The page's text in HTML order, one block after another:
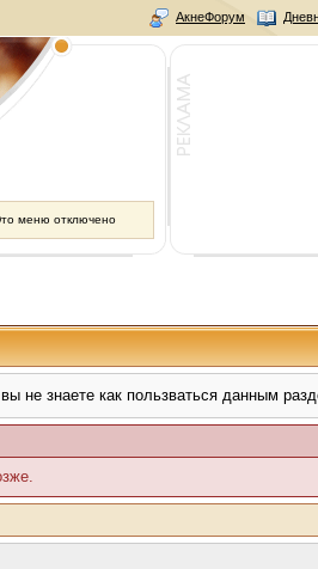
АкнеФорум
меню отключено
не знаете как пользваться данным